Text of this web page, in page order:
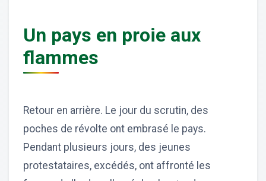
Un pays en proie aux
flammes
Retour en arrière. Le jour du scrutin, des
poches de révolte ont embrasé le pays.
Pendant plusieurs jours, des jeunes
protestataires, excédés, ont affronté les